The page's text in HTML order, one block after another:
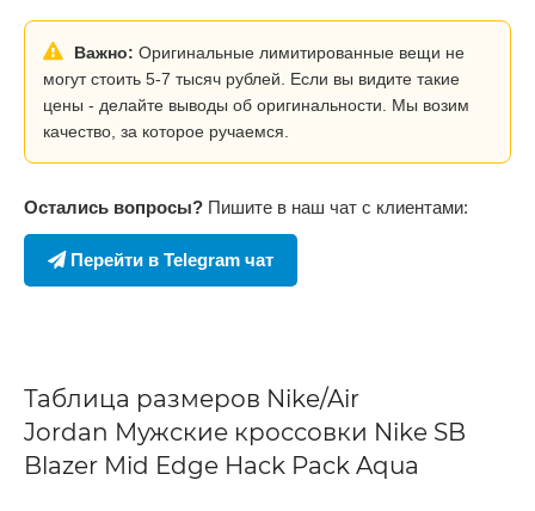
Важно: Оригинальные лимитированные вещи не
могут стоить 5-7 тысяч рублей. Если вы видите такие
цены - делайте выводы об оригинальности. Мы возим
качество, за которое ручаемся.
Остались вопросы? Пишите в наш чат с клиентами:
Перейти в Telegram чат
Таблица размеров Nike/Air
Jordan Мужские кроссовки Nike SB
Blazer Mid Edge Hack Pack Aqua